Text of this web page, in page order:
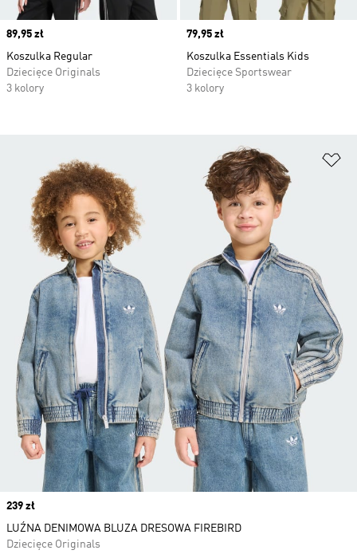
Price
89,95 zł
Koszulka Regular
Dziecięce Originals
3 kolory
Price
79,95 zł
Koszulka Essentials Kids
Dziecięce Sportswear
3 kolory
Price
239 zł
LUŹNA DENIMOWA BLUZA DRESOWA FIREBIRD
Dziecięce Originals